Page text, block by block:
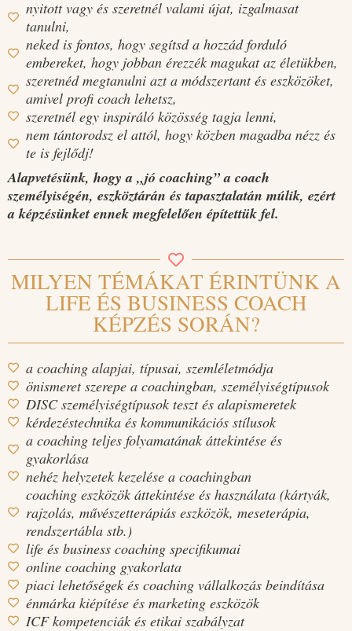
nyitott vagy és szeretnél valami újat, izgalmasat
tanulni,
neked is fontos, hogy segítsd a hozzád forduló
embereket, hogy jobban érezzék magukat az életükben,
szeretnéd megtanulni azt a módszertant és eszközöket,
amivel profi coach lehetsz,
szeretnél egy inspiráló közösség tagja lenni,
nem tántorodsz el attól, hogy közben magadba nézz és
te is fejlődj!
Alapvetésünk, hogy a „jó coaching” a coach
személyiségén, eszköztárán és tapasztalatán múlik, ezért
a képzésünket ennek megfelelően építettük fel.
MILYEN TÉMÁKAT ÉRINTÜNK A
LIFE ÉS BUSINESS COACH
KÉPZÉS SORÁN?
a coaching alapjai, típusai, szemléletmódja
önismeret szerepe a coachingban, személyiségtípusok
DISC személyiségtípusok teszt és alapismeretek
kérdezéstechnika és kommunikációs stílusok
a coaching teljes folyamatának áttekintése és
gyakorlása
nehéz helyzetek kezelése a coachingban
coaching eszközök áttekintése és használata (kártyák,
rajzolás, művészetterápiás eszközök, meseterápia,
rendszertábla stb.)
life és business coaching specifikumai
online coaching gyakorlata
piaci lehetőségek és coaching vállalkozás beindítása
énmárka kiépítése és marketing eszközök
ICF kompetenciák és etikai szabályzat